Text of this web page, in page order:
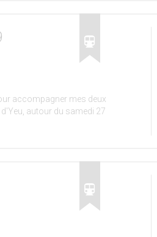
accompagner mes deux
autour du samedi 27